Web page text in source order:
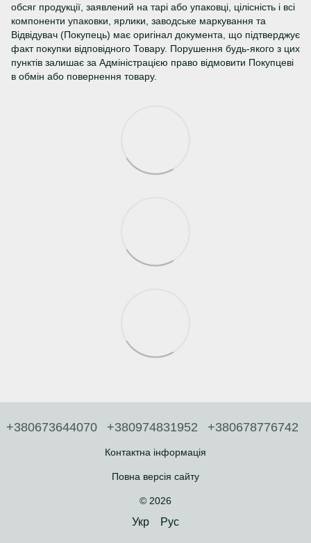
обсяг продукції, заявлений на тарі або упаковці, цілісність і всі
компоненти упаковки, ярлики, заводське маркування та
Відвідувач (Покупець) має оригінал документа, що підтверджує
факт покупки відповідного Товару. Порушення будь-якого з цих
пунктів залишає за Адміністрацією право відмовити Покупцеві
в обмін або повернення товару.
+380673644070 +380974831952 +380678776742
Контактна інформація
Повна версія сайту
© 2026
Укр Рус